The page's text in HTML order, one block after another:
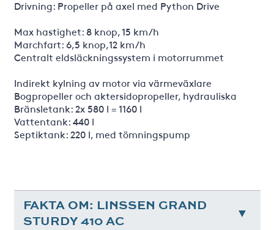
Drivning: Propeller på axel med Python Drive
Max hastighet: 8 knop, 15 km/h
Marchfart: 6,5 knop,12 km/h
Centralt eldsläckningssystem i motorrummet
Indirekt kylning av motor via värmeväxlare
Bogpropeller och aktersidopropeller, hydrauliska
Bränsletank: 2x 580 l = 1160 l
Vattentank: 440 l
Septiktank: 220 l, med tömningspump
FAKTA OM: LINSSEN GRAND
STURDY 410 AC